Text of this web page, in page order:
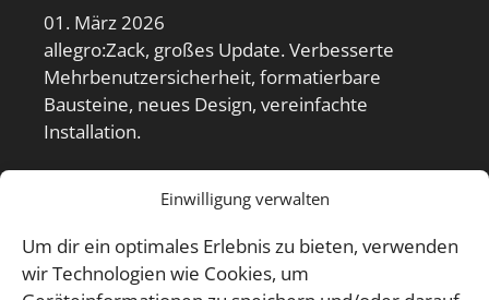
Einwilligung verwalten
Um dir ein optimales Erlebnis zu bieten, verwenden
wir Technologien wie Cookies, um
01. März 2026
allegro:Zack, großes Update. Verbesserte
Mehrbenutzersicherheit, formatierbare
Bausteine, neues Design, vereinfachte
Installation.
allegro:it Kontakt
E-Mail an allegro-it
+49 (0) 2951 933 699 1